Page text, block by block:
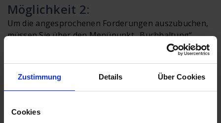
Zustimmung Details Über Cookies
Cookies
Möglichkeit 2:
Um die angesprochenen Forderungen auszubuchen,
müssen Sie über den Menüpunkt „Buchhaltung“,
jeweils pro OP ein
(bitte den Betrag mit Minus
eingeben). Wichtig ist auch, auf „Manuelle
Sollstellung für Reguläre Zahlung“ zu klicken.Als
Text für diese manuelle Sollstellung könnte z.B.
werden. Dieses Guthaben kann dann mit den offenen